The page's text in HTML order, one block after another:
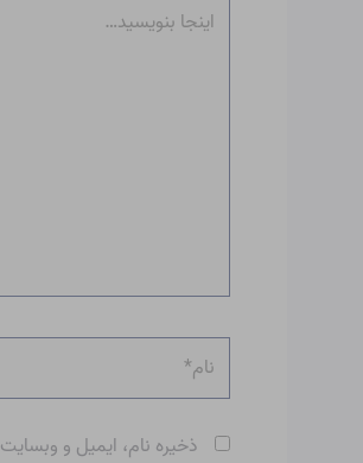
بنویسید…
نام*
ذخیره نام، ایمیل و